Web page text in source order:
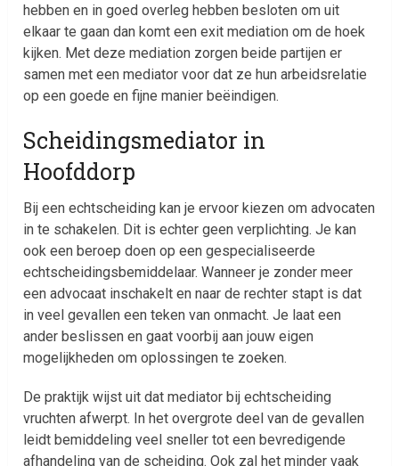
hebben en in goed overleg hebben besloten om uit
elkaar te gaan dan komt een exit mediation om de hoek
kijken. Met deze mediation zorgen beide partijen er
samen met een mediator voor dat ze hun arbeidsrelatie
op een goede en fijne manier beëindigen.
Scheidingsmediator in
Hoofddorp
Bij een echtscheiding kan je ervoor kiezen om advocaten
in te schakelen. Dit is echter geen verplichting. Je kan
ook een beroep doen op een gespecialiseerde
echtscheidingsbemiddelaar. Wanneer je zonder meer
een advocaat inschakelt en naar de rechter stapt is dat
in veel gevallen een teken van onmacht. Je laat een
ander beslissen en gaat voorbij aan jouw eigen
mogelijkheden om oplossingen te zoeken.
De praktijk wijst uit dat mediator bij echtscheiding
vruchten afwerpt. In het overgrote deel van de gevallen
leidt bemiddeling veel sneller tot een bevredigende
afhandeling van de scheiding. Ook zal het minder vaak